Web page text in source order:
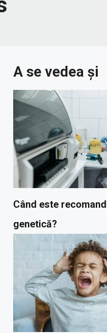
A se vedea și
Când este
genetică?